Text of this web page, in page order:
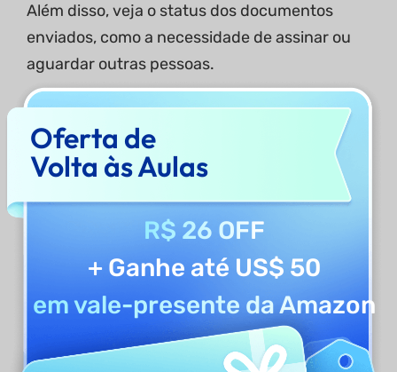
Além disso, veja o status dos documentos
enviados, como a necessidade de assinar ou
aguardar outras pessoas.
assinados na barra superior da operação. Caso
haja alguns documentos pendentes, você
pode notificá-los novamente para concluir o
processo de assinatura.
Ação Necessária
Ação necessária , você pode localizar
os documentos que estão aguardando sua
Oferta de
Volta às Aulas
R$ 26 OFF
+ Ganhe até US$ 50
em vale-presente da Amazon